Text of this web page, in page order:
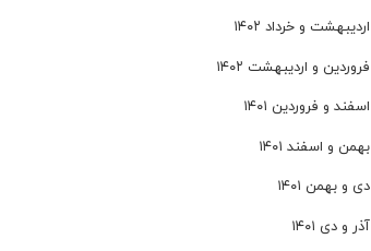
اردیبهشت و خرداد ۱۴۰۲
فروردین و اردیبهشت ۱۴۰۲
اسفند و فروردین ۱۴۰۱
بهمن و اسفند ۱۴۰۱
دی و بهمن ۱۴۰۱
آذر و دی ۱۴۰۱